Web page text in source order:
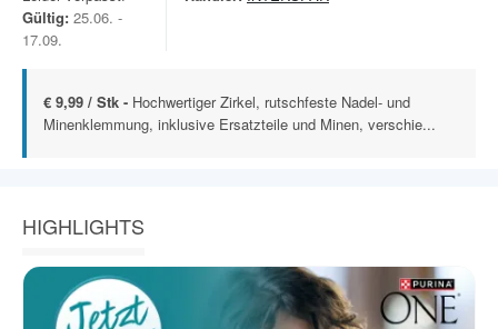
Gültig: 25.06. -
17.09.
€ 9,99 / Stk - Hochwertiger Zirkel, rutschfeste Nadel- und
Minenklemmung, inklusive Ersatzteile und Minen, verschie...
HIGHLIGHTS